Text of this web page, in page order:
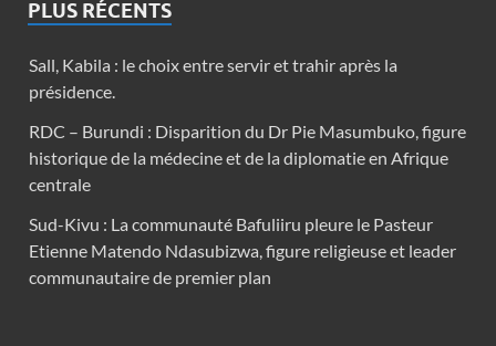
PLUS RÉCENTS
Sall, Kabila : le choix entre servir et trahir après la
présidence.
RDC – Burundi : Disparition du Dr Pie Masumbuko, figure
historique de la médecine et de la diplomatie en Afrique
centrale
Sud-Kivu : La communauté Bafuliiru pleure le Pasteur
Etienne Matendo Ndasubizwa, figure religieuse et leader
communautaire de premier plan